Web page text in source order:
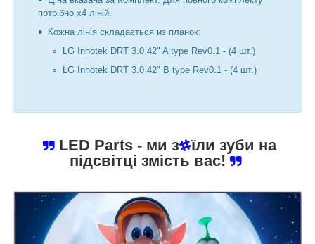
потрібно х4 ліній.
Кожна лінія складається из планок:
LG Innotek DRT 3.0 42" A type Rev0.1 - (4 шт.)
LG Innotek DRT 3.0 42" B type Rev0.1 - (4 шт.)
LED Parts - ми з
їли зуби на
підсвітці змість вас!